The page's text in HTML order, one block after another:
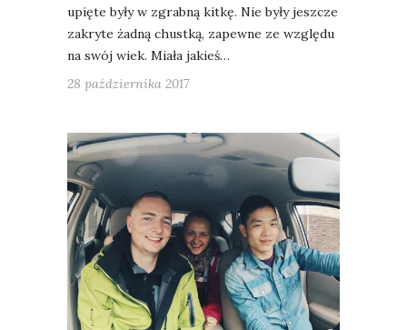
upięte były w zgrabną kitkę. Nie były jeszcze
zakryte żadną chustką, zapewne ze względu
na swój wiek. Miała jakieś…
28 października 2017